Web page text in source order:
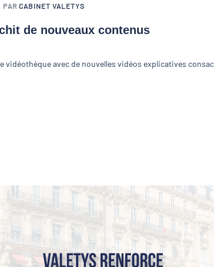
PAR CABINET VALETYS
de nouveaux contenus
vidéothèque avec de nouvelles vidéos explicatives